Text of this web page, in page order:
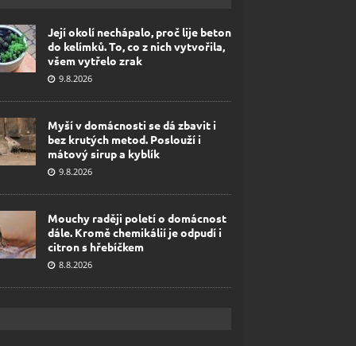
Její okolí nechápalo, proč lije beton
do kelímků. To, co z nich vytvořila,
všem vytřelo zrak
9.8.2026
Myší v domácnosti se dá zbavit i
bez krutých metod. Poslouží i
mátový sirup a kyblík
9.8.2026
Mouchy raději poletí o domácnost
dále. Kromě chemikálií je odpudí i
citron s hřebíčkem
8.8.2026